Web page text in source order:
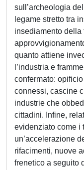
sull’archeologia
legame stretto tra
insediamento della
quanto attiene
l’industria e
confermato:
connessi, cascine
industrie che
cittadini. Infine,
evidenziato come i
un’accelerazione
rifacimenti, nuove
frenetico a seguito